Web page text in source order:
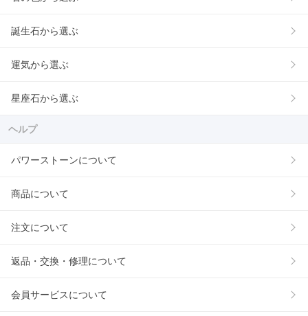
誕生石から選ぶ
運気から選ぶ
星座石から選ぶ
ヘルプ
パワーストーンについて
商品について
注文について
返品・交換・修理について
会員サービスについて